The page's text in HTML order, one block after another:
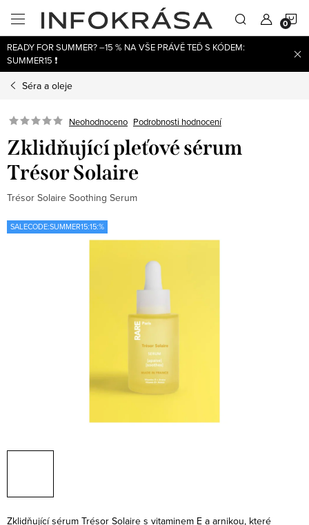
obsah
READY FOR SUMMER? –15 % NA VŠE PRÁVĚ TEĎ S KÓDEM:
SUMMER15 ❗
Séra a oleje
Neohodnoceno Podrobnosti hodnocení
Zklidňující pleťové sérum
Trésor Solaire
Trésor Solaire Soothing Serum
SALECODE:SUMMER15:15:%
Zklidňující sérum Trésor Solaire s vitaminem E a arnikou, které